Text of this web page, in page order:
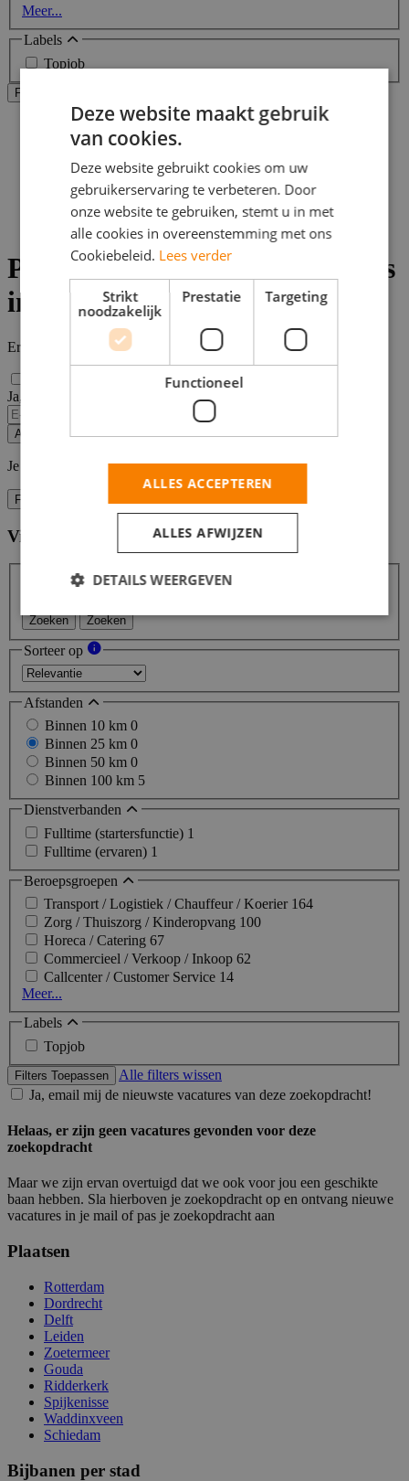
Meer...
Labels
Topjob
Filters Toepassen
Home
Den Haag
Projectmanager vacatures
Project Management vacatures
in Den Haag
Er zijn Project Management vacatures in Den Haag gevonden.
Ja, email mij de nieuwste vacatures van deze zoekopdracht!
Alert opslaan
Je kunt vacature-alerts op elk moment uitzetten.
Filters
Vind hier de baan die bij jou past
Zoeken Zoeken
Sorteer op
Afstanden
Binnen 10 km 0
Binnen 25 km 0
Binnen 50 km 0
Binnen 100 km 5
Dienstverbanden
Fulltime (startersfunctie) 1
Fulltime (ervaren) 1
Beroepsgroepen
Transport / Logistiek / Chauffeur / Koerier 164
Zorg / Thuiszorg / Kinderopvang 100
Horeca / Catering 67
Commercieel / Verkoop / Inkoop 62
Callcenter / Customer Service 14
Meer...
Labels
Topjob
Filters Toepassen
Alle filters wissen
Ja, email mij de nieuwste vacatures van deze zoekopdracht!
Helaas, er zijn geen vacatures gevonden voor deze
zoekopdracht
Maar we zijn ervan overtuigd dat we ook voor jou een geschikte
baan hebben. Sla hierboven je zoekopdracht op en ontvang nieuwe
vacatures in je mail of pas je zoekopdracht aan
Plaatsen
Rotterdam
Dordrecht
Delft
Leiden
Zoetermeer
Gouda
Ridderkerk
Spijkenisse
Waddinxveen
Schiedam
Bijbanen per stad
Deze website maakt gebruik
van cookies.
Deze website gebruikt cookies om uw
gebruikerservaring te verbeteren. Door
onze website te gebruiken, stemt u in met
alle cookies in overeenstemming met ons
Cookiebeleid. Lees verder
Strikt
noodzakelijk
Prestatie Targeting
Functioneel
ALLES ACCEPTEREN
ALLES AFWIJZEN
DETAILS WEERGEVEN